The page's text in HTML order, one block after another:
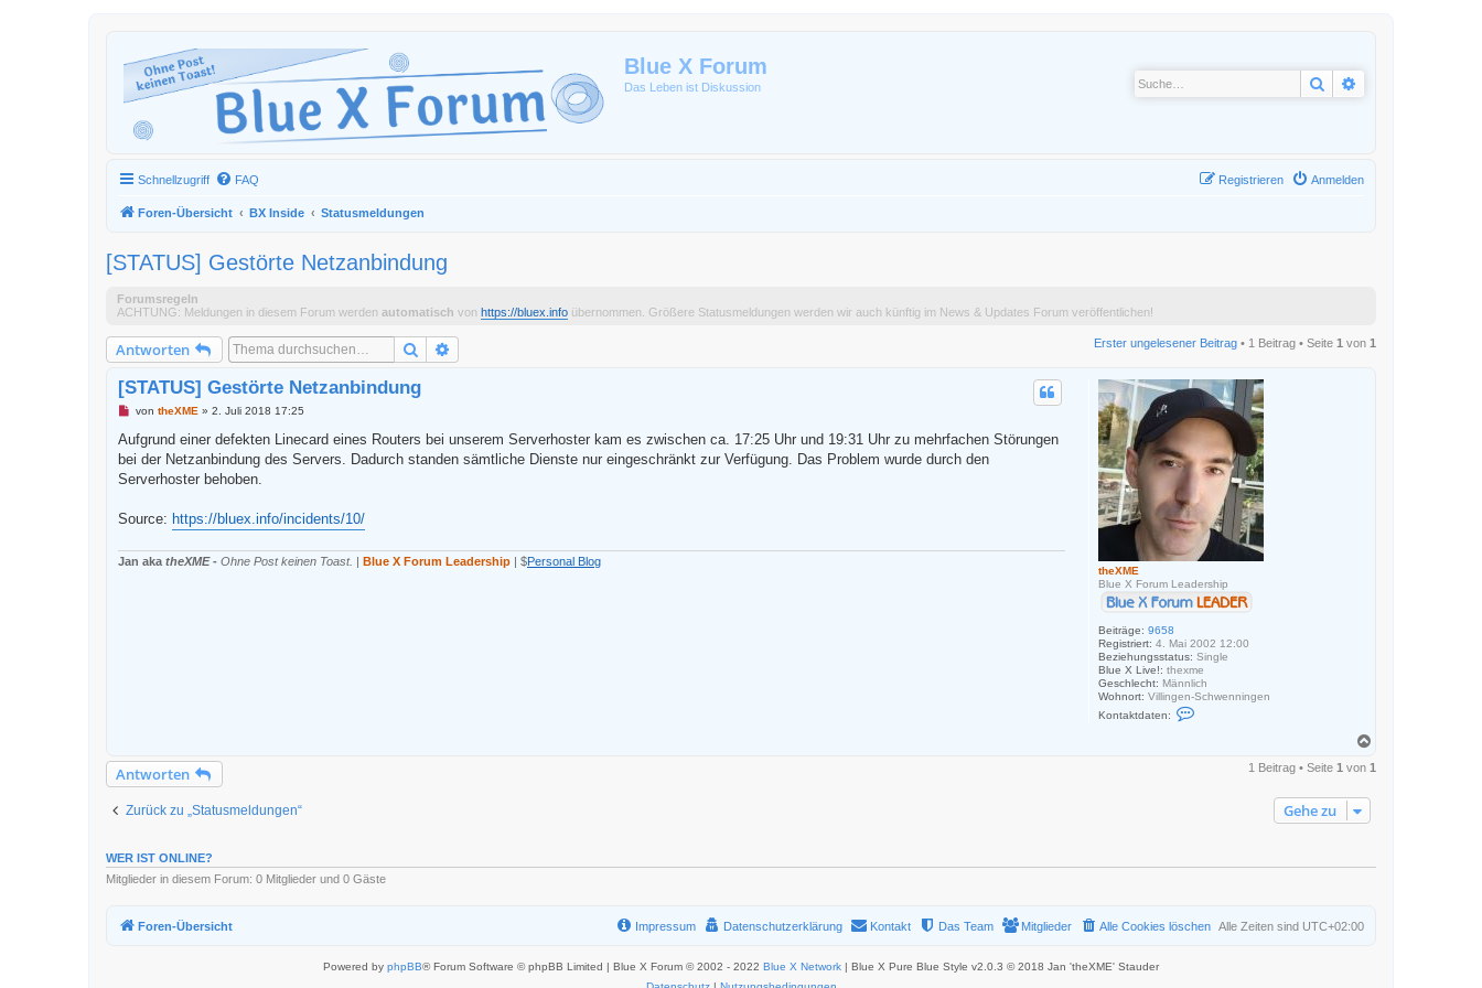
Blue X Forum
Das Leben ist Diskussion Suche
Schnellzugriff FAQ Anmelden
Registrieren
Foren-Übersicht BX Inside Statusmeldungen
[STATUS] Gestörte Netzanbindung
Forumsregeln
ACHTUNG: Meldungen in diesem Forum werden automatisch von https://bluex.info übernommen. Größere Statusmeldungen werden wir auch künftig im News & Updates Forum veröffentlichen!
Antworten Suche Erster ungelesener Beitrag • 1 Beitrag • Seite 1 von 1
theXME
Blue X Forum Leadership
Beiträge: 9658
Registriert: 4. Mai 2002 12:00
Beziehungsstatus: Single
Blue X Live!: thexme
Geschlecht: Männlich
Wohnort: Villingen-Schwenningen
Kontaktdaten:
v
e
[STATUS] Gestörte Netzanbindung
U
g
l
e
n
B
e
von theXME » 2. Juli 2018 17:25
Aufgrund einer defekten Linecard eines Routers bei unserem Serverhoster kam es zwischen ca. 17:25 Uhr und 19:31 Uhr zu mehrfachen Störungen
bei der Netzanbindung des Servers. Dadurch standen sämtliche Dienste nur eingeschränkt zur Verfügung. Das Problem wurde durch den
Serverhoster behoben.
Source: https://bluex.info/incidents/10/
Jan aka theXME- Ohne Post keinen Toast. | Blue X Forum Leadership | $Personal Blog
c
Antworten 1 Beitrag • Seite 1 von 1
Zurück zu „Statusmeldungen“ Gehe zu
WER IST ONLINE?
Mitglieder in diesem Forum: 0 Mitglieder und 0 Gäste
Foren-Übersicht Alle Zeiten sind UTC+02:00
Alle Cookies löschen
Mitglieder
Das Team
Kontakt
Datenschutzerklärung
Impressum
Powered by phpBB® Forum Software © phpBB Limited | Blue X Forum © 2002 - 2022 Blue X Network | Blue X Pure Blue Style v2.0.3 © 2018 Jan 'theXME' Stauder